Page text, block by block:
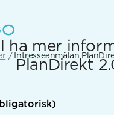
Intresseanmälan
ha mer
PlanDirekt